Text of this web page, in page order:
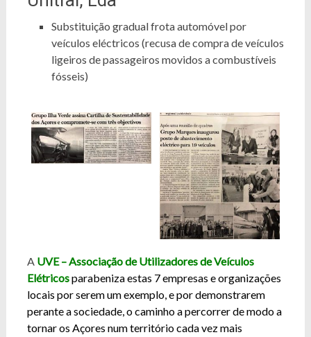
Substituição gradual frota automóvel por
veículos eléctricos (recusa de compra de veículos
ligeiros de passageiros movidos a combustíveis
fósseis)
A UVE – Associação de Utilizadores de Veículos
Elétricosparabeniza estas 7 empresas e organizações
locais por serem um exemplo, e por demonstrarem
perante a sociedade, o caminho a percorrer de modo a
tornar os Açores num território cada vez mais